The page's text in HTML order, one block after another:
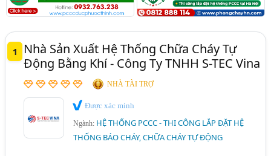
(132)
Hệ Thống Báo Cháy Địa Chỉ (8)
Hệ Thống Chữa Cháy Foam (6)
Hệ Thống Báo Cháy Vùng (1)
Ngành xem thêm
An Ninh, An Toàn - Hệ Thống Và Thiết Bị An Ninh, An
Bình Phước
Hưng Yên Hà Tĩnh
Khánh Hòa
Lào Cai
Nghệ An Phú Thọ
Phú Yên
Quảng Ninh
Quảng Trị Sơn La
Thái Bình
Thái Nguyên
Thanh Hóa
TP. Cần Thơ
Vĩnh Phúc
Bình Định
Hà Nam Hải Dương
Kiên Giang
1
Nhà Sản Xuất Hệ Thống Chữa Cháy Tự
Động Bằng Khí - Công Ty TNHH S-TEC Vina
NHÀ TÀI TRỢ
Được xác minh
Ngành: HỆ THỐNG PCCC - THI CÔNG LẮP ĐẶT HỆ
THỐNG BÁO CHÁY, CHỮA CHÁY TỰ ĐỘNG